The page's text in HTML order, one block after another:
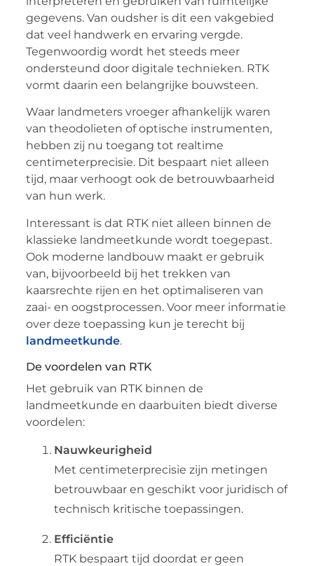
gegevens. Van oudsher is dit een vakgebied
dat veel handwerk en ervaring vergde.
Tegenwoordig wordt het steeds meer
ondersteund door digitale technieken. RTK
vormt daarin een belangrijke bouwsteen.
Waar landmeters vroeger afhankelijk waren
van theodolieten of optische instrumenten,
hebben zij nu toegang tot realtime
centimeterprecisie. Dit bespaart niet alleen
tijd, maar verhoogt ook de betrouwbaarheid
van hun werk.
Interessant is dat RTK niet alleen binnen de
klassieke landmeetkunde wordt toegepast.
Ook moderne landbouw maakt er gebruik
van, bijvoorbeeld bij het trekken van
kaarsrechte rijen en het optimaliseren van
zaai- en oogstprocessen. Voor meer informatie
over deze toepassing kun je terecht bij
landmeetkunde.
De voordelen van RTK
Het gebruik van RTK binnen de
landmeetkunde en daarbuiten biedt diverse
voordelen:
Nauwkeurigheid
Met centimeterprecisie zijn metingen
betrouwbaar en geschikt voor juridisch of
technisch kritische toepassingen.
Efficiëntie
RTK bespaart tijd doordat er geen